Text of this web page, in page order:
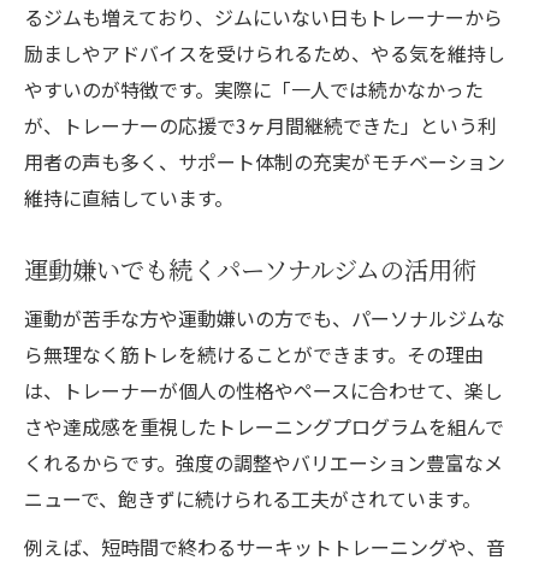
るジムも増えており、ジムにいない日もトレーナーから
励ましやアドバイスを受けられるため、やる気を維持し
やすいのが特徴です。実際に「一人では続かなかった
が、トレーナーの応援で3ヶ月間継続できた」という利
用者の声も多く、サポート体制の充実がモチベーション
維持に直結しています。
運動嫌いでも続くパーソナルジムの活用術
運動が苦手な方や運動嫌いの方でも、パーソナルジムな
ら無理なく筋トレを続けることができます。その理由
は、トレーナーが個人の性格やペースに合わせて、楽し
さや達成感を重視したトレーニングプログラムを組んで
くれるからです。強度の調整やバリエーション豊富なメ
ニューで、飽きずに続けられる工夫がされています。
例えば、短時間で終わるサーキットトレーニングや、音